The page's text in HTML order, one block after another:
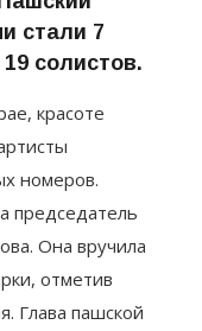
стали 7
солистов.
красоте
номеров.
председатель
Она вручила
отметив
Глава пашской